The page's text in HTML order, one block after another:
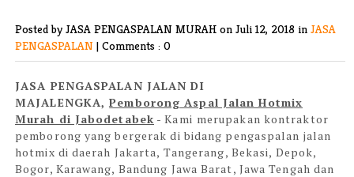
Posted by JASA PENGASPALAN MURAH on Juli 12, 2018 in JASA
PENGASPALAN | Comments : 0
JASA PENGASPALAN JALAN DI
MAJALENGKA,Pemborong Aspal Jalan Hotmix
Murah di Jabodetabek - Kami merupakan kontraktor
pemborong yang bergerak di bidang pengaspalan jalan
hotmix di daerah Jakarta, Tangerang, Bekasi, Depok,
Bogor, Karawang, Bandung Jawa Barat, Jawa Tengah dan